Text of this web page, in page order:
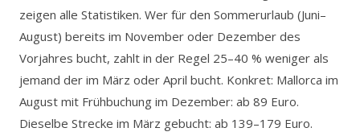
zeigen alle Statistiken. Wer für den Sommerurlaub (Juni–
August) bereits im November oder Dezember des
Vorjahres bucht, zahlt in der Regel 25–40 % weniger als
jemand der im März oder April bucht. Konkret: Mallorca im
August mit Frühbuchung im Dezember: ab 89 Euro.
Dieselbe Strecke im März gebucht: ab 139–179 Euro.